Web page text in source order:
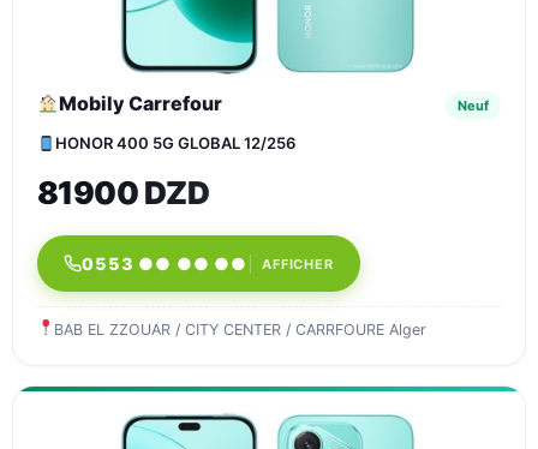
Mobily Carrefour Neuf
HONOR 400 5G GLOBAL 12/256
81900 DZD
0553 ●● ●● ●● AFFICHER
BAB EL ZZOUAR / CITY CENTER / CARRFOURE Alger